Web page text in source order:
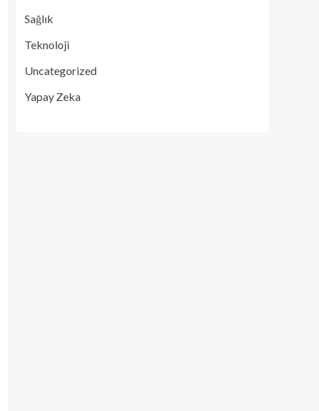
Sağlık
Teknoloji
Uncategorized
Yapay Zeka